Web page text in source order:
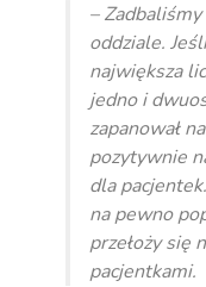
–
oddziale.
największa
jedno i
zapanował
pozytywnie
dla
na pewno
przełoży się
pacjentkami.